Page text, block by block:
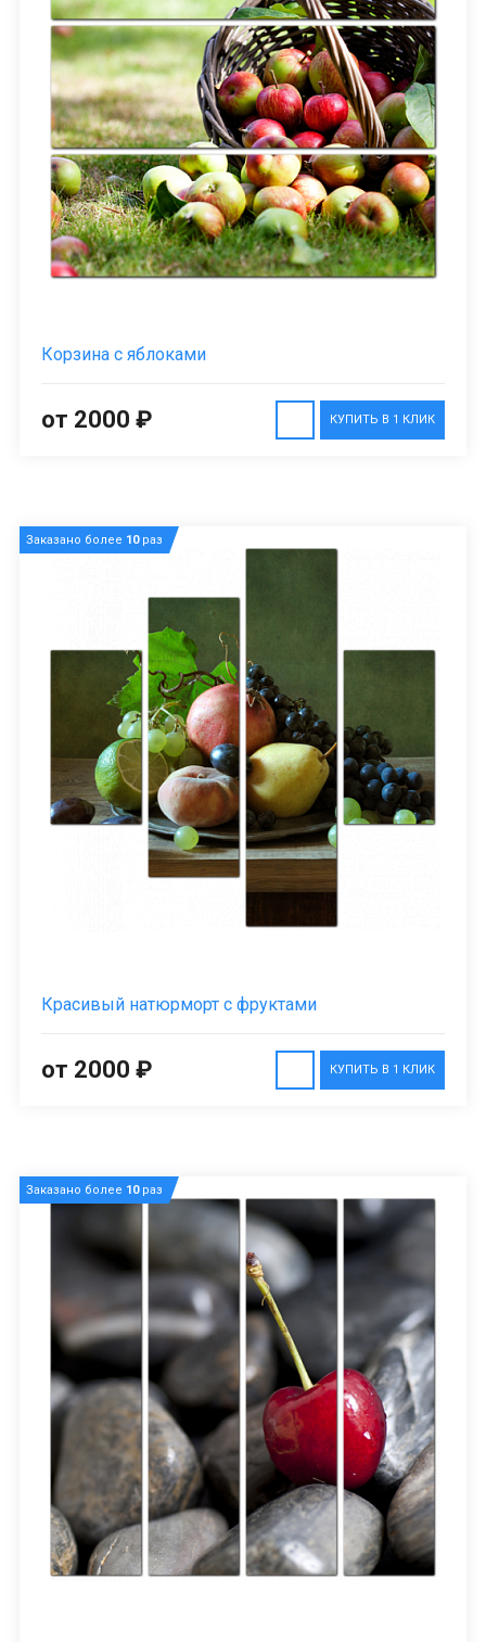
Корзина с яблоками
КУПИТЬ В 1 КЛИК
от 2000 ₽
Заказано более 10раз
Красивый натюрморт с фруктами
КУПИТЬ В 1 КЛИК
от 2000 ₽
Заказано более 10раз